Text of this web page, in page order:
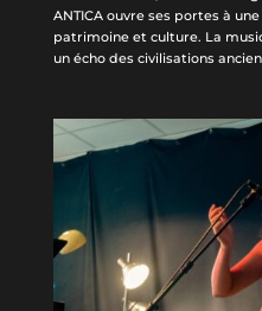
ANTICA ouvre ses portes à
patrimoine et culture. La
un écho des civilisations